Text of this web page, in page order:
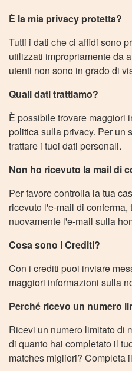
È la mia privacy protetta?
Tutti i dati che ci affidi sono
utilizzati impropriamente da
utenti non sono in grado di
Quali dati trattiamo?
È possibile trovare maggiori
politica sulla privacy. Per un
trattare i tuoi dati personali.
Non ho ricevuto la mail di
Per favore controlla la tua
ricevuto l'e-mail di
nuovamente l'e-mail sulla
Cosa sono i Crediti?
Con i crediti puoi inviare
maggiori informazioni sulla
Perché ricevo un numero
Ricevi un numero limitato di
di quanto hai completato il
matches migliori? Completa